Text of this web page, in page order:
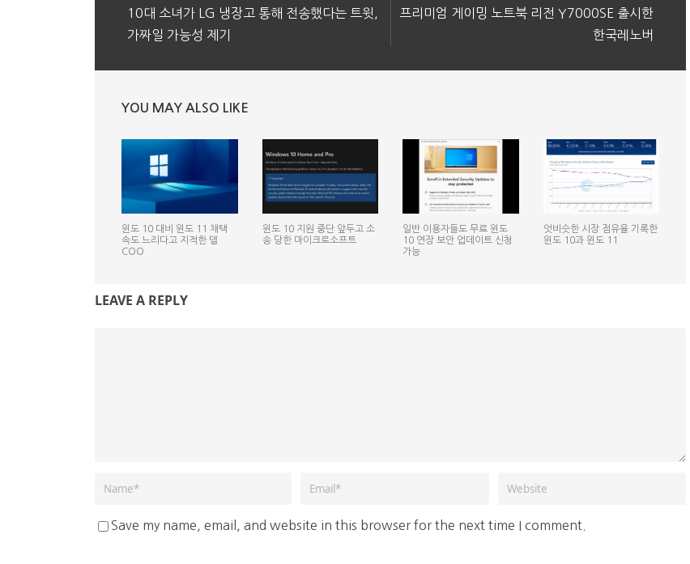
10대 소녀가 LG 냉장고 통해 전송했다는 트윗,
가짜일 가능성 제기
프리미엄 게이밍 노트북 리전 Y7000SE 출시한
한국레노버
YOU MAY ALSO LIKE
윈도 10 대비 윈도 11 채택
속도 느리다고 지적한 델
COO
윈도 10 지원 중단 앞두고 소
송 당한 마이크로소프트
일반 이용자들도 무료 윈도
10 연장 보안 업데이트 신청
가능
엇비슷한 시장 점유율 기록한
윈도 10과 윈도 11
LEAVE A REPLY
Save my name, email, and website in this browser for the next time I comment.